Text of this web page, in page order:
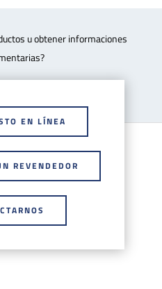
u obtener informaciones
EN LÍNEA
REVENDEDOR